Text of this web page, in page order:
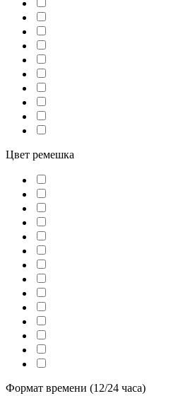
Цвет ремешка
Формат времени (12/24 часа)